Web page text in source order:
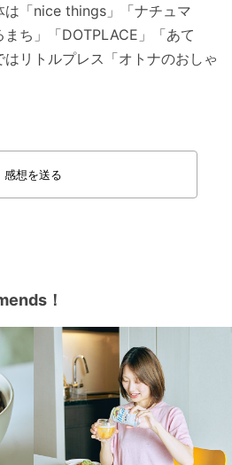
は「nice things」「ナチュマ
ち」「DOTPLACE」「あて
リトルプレス「オトナのおしゃ
感想を送る
！